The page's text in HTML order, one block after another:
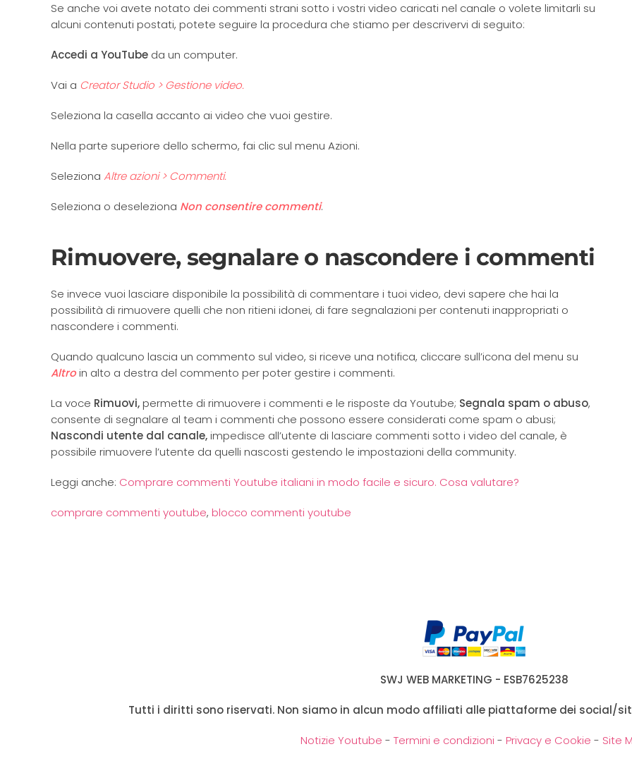
Se anche voi avete notato dei commenti strani sotto i vostri video caricati nel canale o volete limitarli su
alcuni contenuti postati, potete seguire la procedura che stiamo per descrivervi di seguito:
Accedi a YouTube da un computer.
Vai a Creator Studio > Gestione video.
Seleziona la casella accanto ai video che vuoi gestire.
Nella parte superiore dello schermo, fai clic sul menu Azioni.
Seleziona Altre azioni > Commenti.
Seleziona o deseleziona Non consentire commenti.
Rimuovere, segnalare o nascondere i commenti
Se invece vuoi lasciare disponibile la possibilità di commentare i tuoi video, devi sapere che hai la
possibilità di rimuovere quelli che non ritieni idonei, di fare segnalazioni per contenuti inappropriati o
nascondere i commenti.
Quando qualcuno lascia un commento sul video, si riceve una notifica, cliccare sull’icona del menu su
Altroin alto a destra del commento per poter gestire i commenti.
La voce Rimuovi,permette di rimuovere i commenti e le risposte da Youtube; Segnala spam o abuso,
consente di segnalare al team i commenti che possono essere considerati come spam o abusi;
Nascondi utente dal canale,impedisce all’utente di lasciare commenti sotto i video del canale, è
possibile rimuovere l’utente da quelli nascosti gestendo le impostazioni della community.
Leggi anche: Comprare commenti Youtube italiani in modo facile e sicuro. Cosa valutare?
comprare commenti youtube, blocco commenti youtube
SWJ WEB MARKETING - ESB7625238
Tutti i diritti sono riservati. Non siamo in alcun modo affiliati alle piattaforme dei social/
Notizie Youtube - Termini e condizioni - Privacy e Cookie - Site